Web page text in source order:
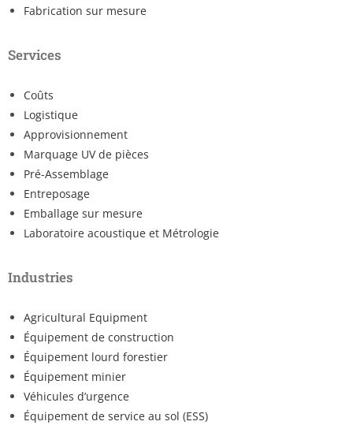
Fabrication sur mesure
Services
Coûts
Logistique
Approvisionnement
Marquage UV de pièces
Pré-Assemblage
Entreposage
Emballage sur mesure
Laboratoire acoustique et Métrologie
Industries
Agricultural Equipment
Équipement de construction
Équipement lourd forestier
Équipement minier
Véhicules d’urgence
Équipement de service au sol (ESS)